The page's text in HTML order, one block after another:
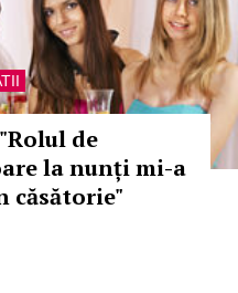
de
la nunți mi-a
căsătorie"